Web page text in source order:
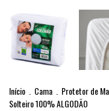
Início Cama
Protetor de
Solteiro 100% ALGODÃO